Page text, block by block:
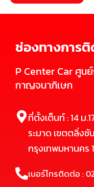
ช่องทางการ
P Center Car ศู
กาญจนาภิเษก
ที่ตั้งเต็นท์ : 14 ม
ระมาด เขตตลิ่งชัน
กรุงเทพมหานคร
เบอร์โทรติดต่อ :